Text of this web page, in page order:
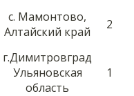
с. Мамонтово,
Алтайский край
2
г.Димитровград
Ульяновская
область
1